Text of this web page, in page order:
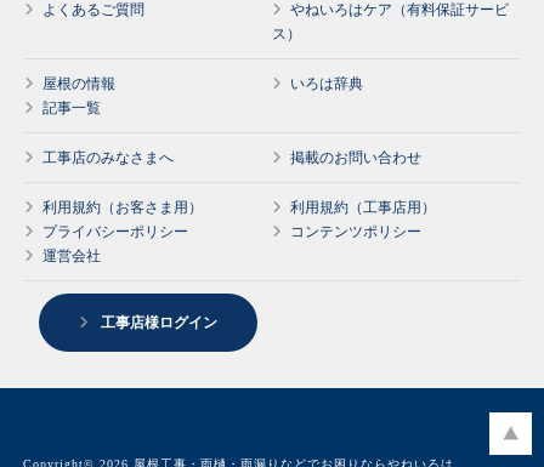
よくあるご質問
やねいろはケア（有料保証サービ
ス）
屋根の情報
いろは辞典
記事一覧
工事店のみなさまへ 掲載のお問い合わせ
利用規約（お客さま用）
利用規約（工事店用）
プライバシーポリシー
コンテンツポリシー
運営会社
工事店様ログイン